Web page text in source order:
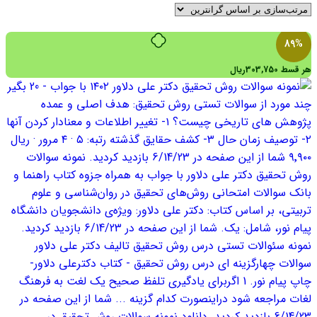
هر قسط 303,750ریال
89%